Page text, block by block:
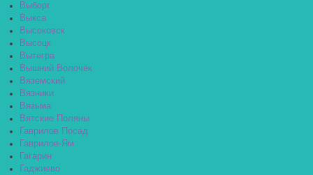
Выборг
Выкса
Высоковск
Высоцк
Вытегра
Вышний Волочёк
Вяземский
Вязники
Вязьма
Вятские Поляны
Гаврилов Посад
Гаврилов-Ям
Гагарин
Гаджиево